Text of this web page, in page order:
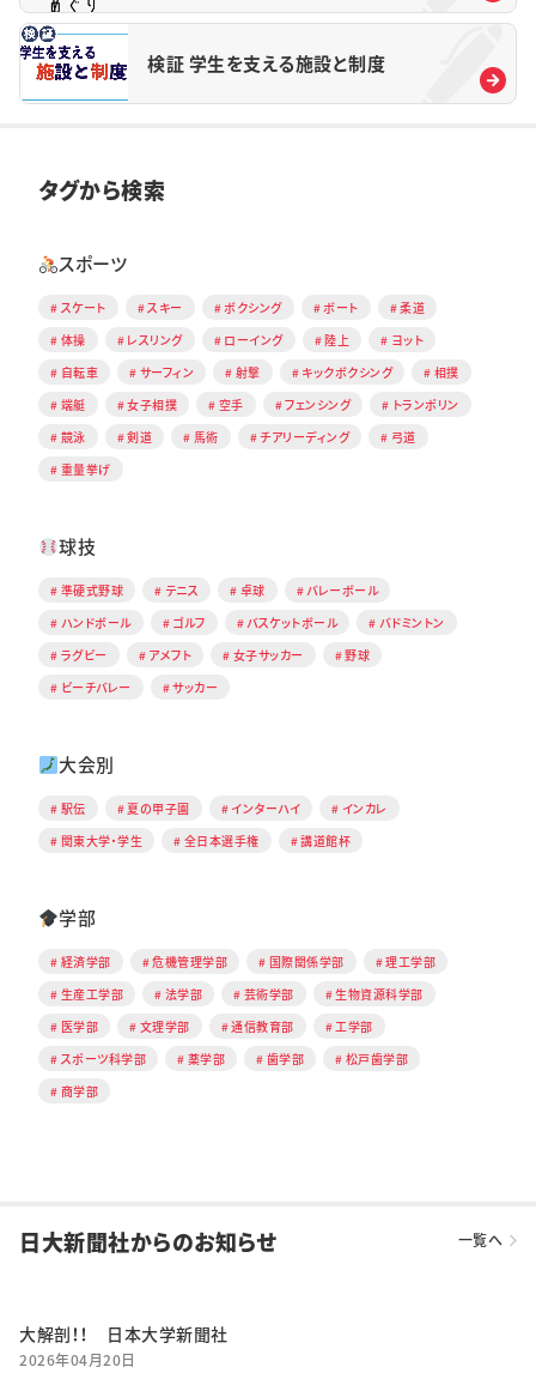
検証 学生を支える施設と制度
タグから検索
スポーツ
スケート スキー ボクシング ボート
柔道
体操
レスリング ローイング 陸上
ヨット
自転車
サーフィン 射撃 キックボクシング
相撲
端艇
女子相撲 空手 フェンシング
トランポリン
競泳
剣道 馬術 チアリーディング
弓道
重量挙げ
球技
準硬式野球 テニス 卓球
バレーボール
ハンドボール
ゴルフ バスケットボール
バドミントン
ラグビー
アメフト 女子サッカー
野球
ビーチバレー
サッカー
大会別
駅伝 夏の甲子園 インターハイ
インカレ
関東大学・学生
全日本選手権 講道館杯
学部
経済学部 危機管理学部 国際関係学部
理工学部
生産工学部
法学部 芸術学部
生物資源科学部
医学部
文理学部 通信教育部
工学部
スポーツ科学部
薬学部 歯学部
松戸歯学部
商学部
日大新聞社からのお知らせ 一覧へ
大解剖！！ 日本大学新聞社
2026年04月20日